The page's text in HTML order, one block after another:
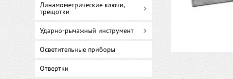
Динамометрические ключи,
трещотки
Ударно-рычажный инструмент
Осветительные приборы
Отвертки